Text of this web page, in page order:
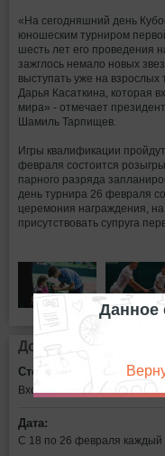
«На сегодняшний день
юношеским турниром
шесть лет его проведения
зажглось немало новых
выступать уже на
Дарья Касаткина, которая
мира» - отмечает
Шамиль Тарпищев.
Игры квалификации
февраля состоится
парного разряда
день турнира 26 февраля
церемония награждения,
присутствовать супруга
Дополнительная
Стоимость билетов:
Вход свободный
Дата:
С 18 по 26 февраля каждый
Данное